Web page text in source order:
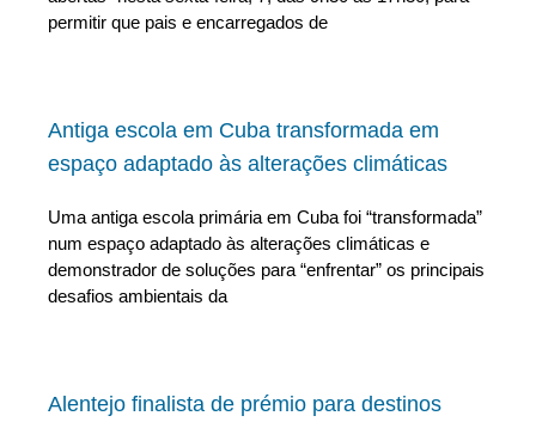
permitir que pais e encarregados de
Antiga escola em Cuba transformada em
espaço adaptado às alterações climáticas
Uma antiga escola primária em Cuba foi “transformada”
num espaço adaptado às alterações climáticas e
demonstrador de soluções para “enfrentar” os principais
desafios ambientais da
Alentejo finalista de prémio para destinos